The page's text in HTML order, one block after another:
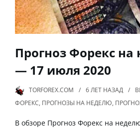
Прогноз Форекс на
— 17 июля 2020
TORFOREX.COM 6 ЛЕТ НАЗАД
ФОРЕКС, ПРОГНОЗЫ НА НЕДЕЛЮ,
В обзоре Прогноз Форекс на